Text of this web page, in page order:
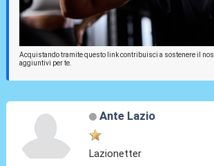
Acquistando tramite questo link contribuisci a sostenere il
aggiuntivi per te.
Ante Lazio
Lazionetter